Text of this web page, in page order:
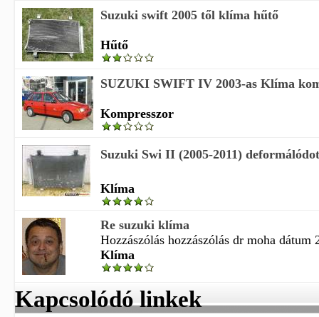
Suzuki swift 2005 től klíma hűtő
Hűtő
SUZUKI SWIFT IV 2003-as Klíma
Kompresszor
Suzuki Swi II (2005-2011)
Klíma
Re suzuki klíma
Hozzászólás hozzászólás dr moha dátum
Klíma
Kapcsolódó linkek